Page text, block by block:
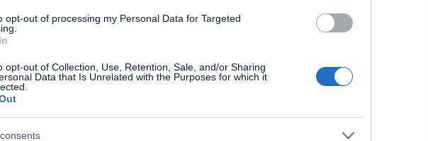
opt-out of processing my Personal Data for Targeted
opt-out of Collection, Use, Retention, Sale, and/or Sharing
Data that Is Unrelated with the Purposes for which it